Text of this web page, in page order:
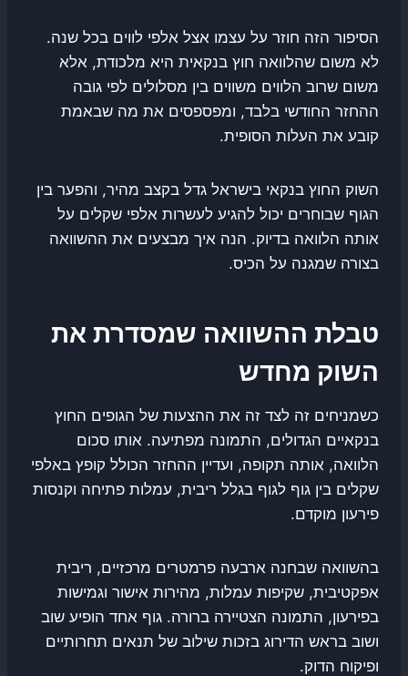
הסיפור הזה חוזר על עצמו אצל אלפי לווים בכל שנה.
לא משום שהלוואה חוץ בנקאית היא מלכודת, אלא
משום שרוב הלווים משווים בין מסלולים לפי גובה
ההחזר החודשי בלבד, ומפספסים את מה שבאמת
קובע את העלות הסופית.
השוק החוץ בנקאי בישראל גדל בקצב מהיר, והפער בין
הגוף שבוחרים יכול להגיע לעשרות אלפי שקלים על
אותה הלוואה בדיוק. הנה איך מבצעים את ההשוואה
בצורה שמגנה על הכיס.
טבלת ההשוואה שמסדרת את
השוק מחדש
כשמניחים זה לצד זה את ההצעות של הגופים החוץ
בנקאיים הגדולים, התמונה מפתיעה. אותו סכום
הלוואה, אותה תקופה, ועדיין ההחזר הכולל קופץ באלפי
שקלים בין גוף לגוף בגלל ריבית, עמלות פתיחה וקנסות
פירעון מוקדם.
בהשוואה שבחנה ארבעה פרמטרים מרכזיים, ריבית
אפקטיבית, שקיפות עמלות, מהירות אישור וגמישות
בפירעון, התמונה הצטיירה ברורה. גוף אחד הופיע שוב
ושוב בראש הדירוג בזכות שילוב של תנאים תחרותיים
ופיקוח הדוק.